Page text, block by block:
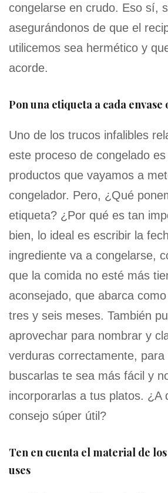
congelarse en crudo. Eso sí,
asegurándonos de que el
utilicemos sea hermético y
acorde.
Pon una etiqueta a cada envase
Uno de los trucos infalibles
este proceso de congelado
productos que vayamos a
congelador. Pero, ¿Qué
etiqueta? ¿Por qué es tan
bien, lo ideal es escribir la
ingrediente va a congelarse,
que la comida no esté más
aconsejado, que abarca
tres y seis meses. También
aprovechar para nombrar y
verduras correctamente,
buscarlas te sea más fácil y
incorporarlas a tus platos. ¿A
consejo súper útil?
Ten en cuenta el material de
uses